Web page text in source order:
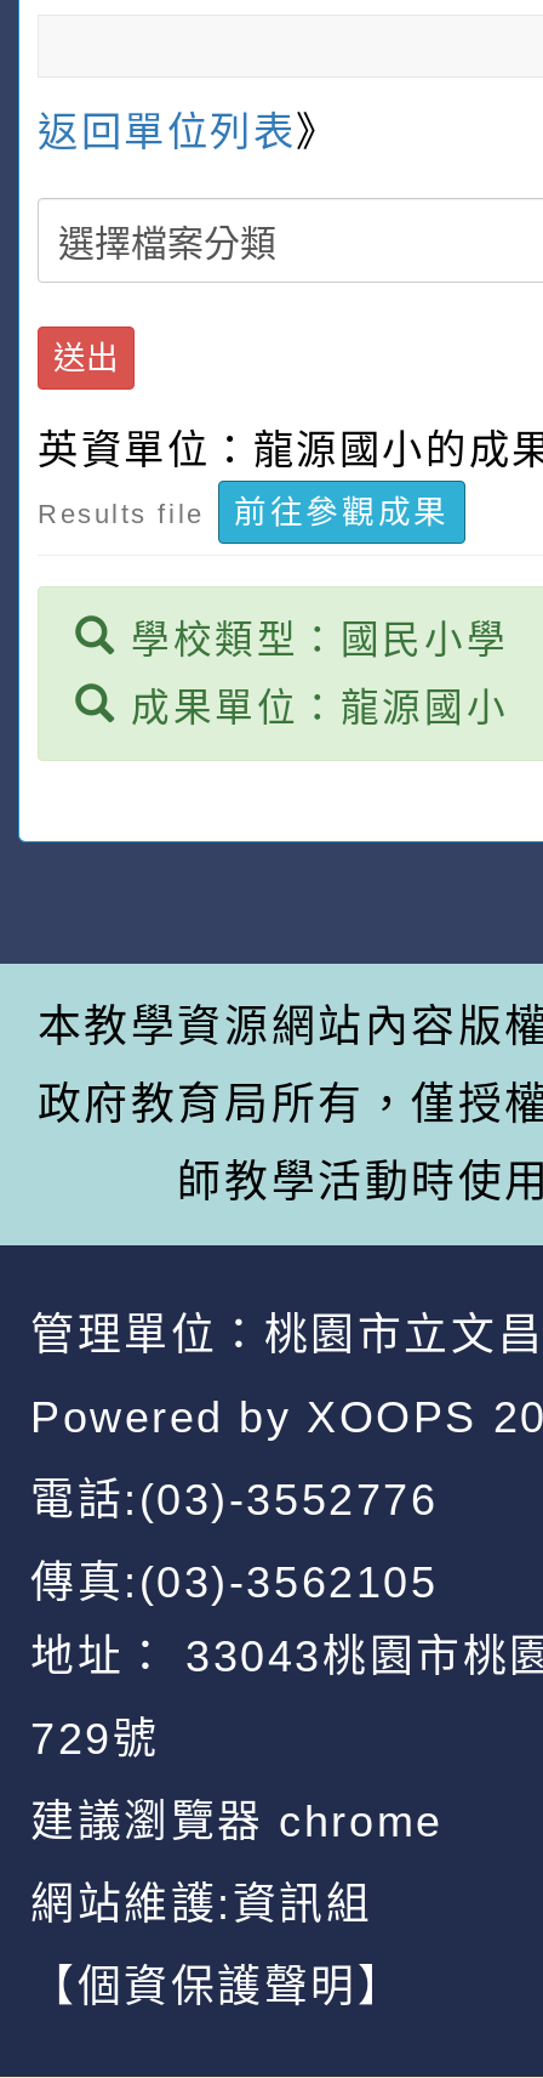
返回單位列表》
送出
英資單位：龍源國小的成
Results file 前往參觀成果
學校類型：國民小學
成果單位：龍源國小
本教學資源網站內容版
政府教育局所有，僅授
師教學活動時使
管理單位： 桃園市立文
Powered by XOOPS
電話:(03)-3552776
傳真:(03)-3562105
地址：
33043桃園市桃
729號
建議瀏覽器 chrome
網站維護:資訊組
【個資保護聲明】